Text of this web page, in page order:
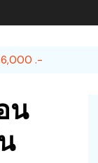
.-
น